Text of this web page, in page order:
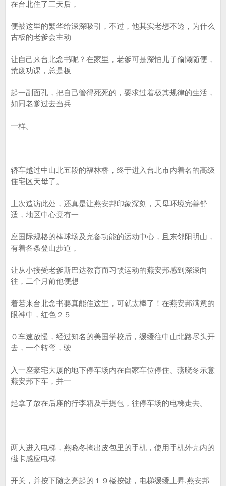
在台北住了三天后，
便被这里的繁华给深深吸引，不过，他其实老想不透，为什么
古板的老爹会主动
让自己来台北念书呢？在家里，老爹可是深怕儿子偷懒随便，
荒废功课，总是板
起一副面孔，把自己管得死死的，要求过着极其规律的生活，
如同老爹过去当兵
一样。
轿车越过中山北五段的福林桥，终于进入台北市内着名的高级
住宅区天母了。
上次造访此处，还真是让燕安邦印象深刻，天母环境完善舒
适，地区中心竟有一
座国际规格的棒球场及完备功能的运动中心，且东邻阳明山，
有着各条登山步道，
让从小接受老爹斯巴达教育而习惯运动的燕安邦感到深深向
往，二个月前他便想
着若来台北念书要真能住这里，可就太棒了！在燕安邦满意的
眼神中，红色２５
０车速放慢，经过知名的美国学校后，缓缓往中山北路尽头开
去，一个转弯，驶
入一座豪宅大厦的地下停车场内在自家车位停住。燕晓冬示意
燕安邦下车，并一
起拿了放在后座的行李箱及手提包，往停车场的电梯走去。
两人进入电梯，燕晓冬掏出皮包里的手机，使用手机外壳内的
磁卡感应电梯
开关，并按下随之亮起的１９楼按键，电梯缓缓上昇.燕安邦